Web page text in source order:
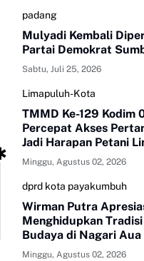
padang
Mulyadi Kembali
Partai Demokrat
Sabtu, Juli 25, 2026
Limapuluh-Kota
TMMD Ke-129 Kodim
Percepat Akses
Jadi Harapan Petani
Minggu, Agustus 02, 2026
dprd kota payakumbuh
Wirman Putra
Menghidupkan
Budaya di Nagari Aua
Minggu, Agustus 02, 2026